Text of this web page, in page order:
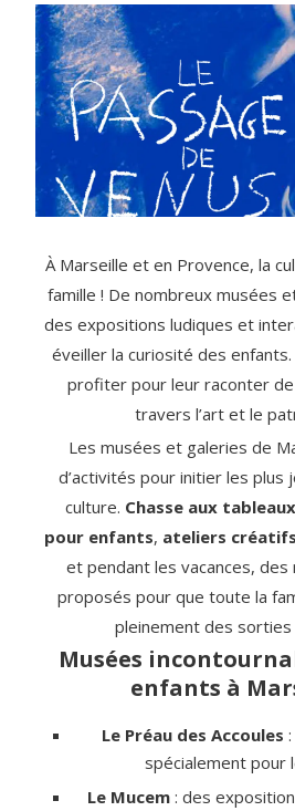
À Marseille et en Provence, la
famille ! De nombreux musées
des expositions ludiques et
éveiller la curiosité des
profiter pour leur raconter
travers l’art et le
Les musées et galeries de
d’activités pour initier les plus
culture. Chasse aux tableaux
pour enfants, ateliers créatifs
et pendant les vacances,
proposés pour que toute la
pleinement des sorties
Musées
enfants à
Le Préau des Accoules
spécialement pour
Le Mucem: des